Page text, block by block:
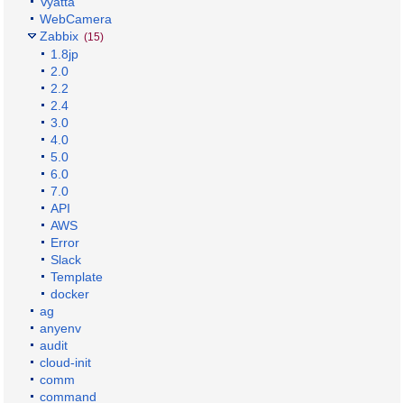
WebCamera
Zabbix (15)
1.8jp
2.0
2.2
2.4
3.0
4.0
5.0
6.0
7.0
API
AWS
Error
Slack
Template
docker
ag
anyenv
audit
cloud-init
comm
command